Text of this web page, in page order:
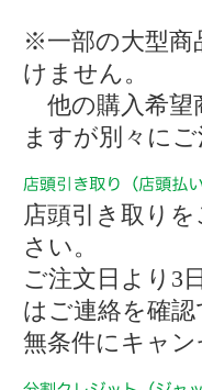
※一部の大型商
けません。
他の購入希望
ますが別々に
店頭引き取り
さい。
ご注文日より3
はご連絡を確
無条件にキャ